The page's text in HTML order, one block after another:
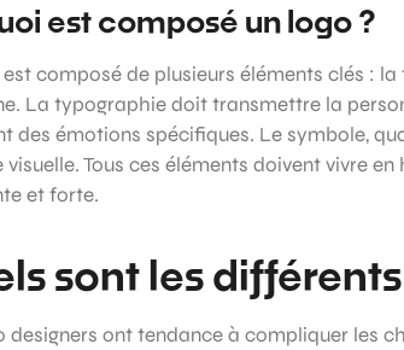
est composé un logo ?
est composé de plusieurs éléments clés :
La typographie doit transmettre la
des émotions spécifiques. Le symbole,
visuelle. Tous ces éléments doivent vivre
et forte.
sont les
designers ont tendance à compliquer les